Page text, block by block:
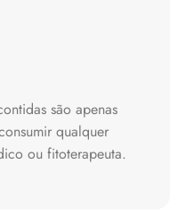
são apenas
qualquer
ou fitoterapeuta.